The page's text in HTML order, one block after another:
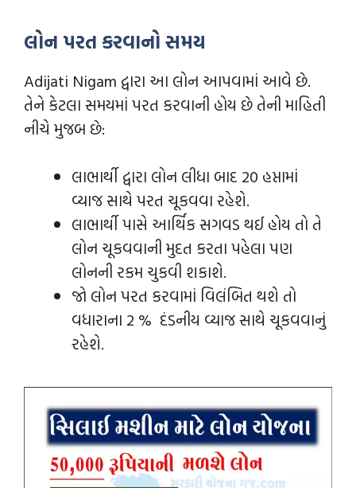
લોન પરત કરવાનોસમય
Adijati Nigam દ્વારા આ લોન આપવામાં આવે છે.
તેને કેટલા સમયમાં પરત કરવાની હોય છે તેની માહિતી
નીચે મુજબ છે:
લાભાર્થી દ્વારા લોન લીધા બાદ 20 હપ્તામાં
વ્યાજ સાથે પરત ચૂકવવા રહેશે.
લાભાર્થી પાસે આર્થિક સગવડ થઈ હોય તો તે
લોન ચૂકવવાની મુદત કરતા પહેલા પણ
લોનની રકમ ચુકવી શકાશે.
જો લોન પરત કરવામાં વિલંબિત થશે તો
વધારાના 2 % દંડનીય વ્યાજ સાથે ચૂકવવાનું
રહેશે.